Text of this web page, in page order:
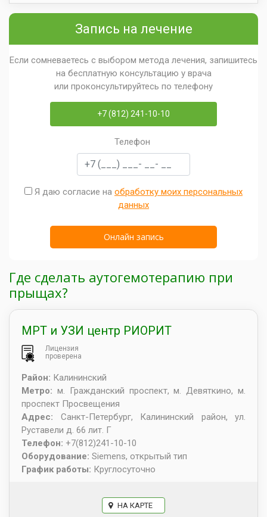
Запись на лечение
Если сомневаетесь с выбором метода лечения, запишитесь
на бесплатную консультацию у врача
или проконсультируйтесь по телефону
+7 (812) 241-10-10
Телефон
Я даю согласие на обработку моих персональных
данных
Где сделать аутогемотерапию при
прыщах?
МРТ и УЗИ центр РИОРИТ
Лицензия
проверена
Район: Калининский
Метро: м. Гражданский проспект, м. Девяткино, м.
проспект Просвещения
Адрес: Санкт-Петербург,
Калининский район, ул.
Руставели д. 66 лит. Г
Телефон: +7(812)241-10-10
Оборудование: Siemens, открытый тип
График работы: Круглосуточно
НА КАРТЕ